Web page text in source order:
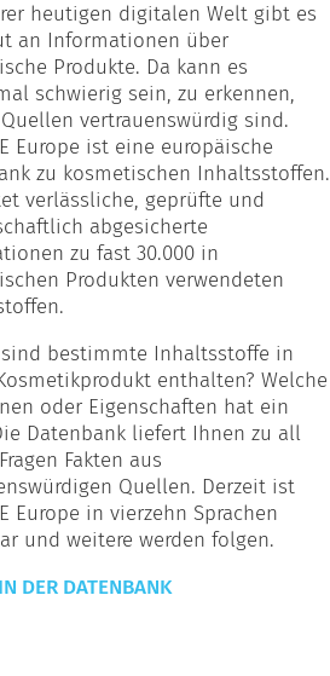
heutigen digitalen Welt gibt es
an Informationen über
Produkte. Da kann es
schwierig sein, zu erkennen,
vertrauenswürdig sind.
Europe ist eine europäische
zu kosmetischen Inhaltsstoffen.
verlässliche, geprüfte und
abgesicherte
zu fast 30.000 in
Produkten verwendeten
bestimmte Inhaltsstoffe in
enthalten? Welche
oder Eigenschaften hat ein
Datenbank liefert Ihnen zu all
Fakten aus
Quellen. Derzeit ist
Europe in vierzehn Sprachen
und weitere werden folgen.
DER DATENBANK